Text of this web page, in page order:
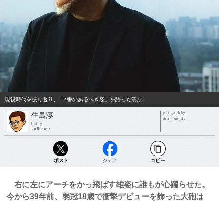
現役時代を振り返り、「4番のあるべき姿」を語った清原
生島淳
text by
Jun Ikushima
photograph by
Asami Enomoto
ポスト シェア コピー
右に左にアーチをかっ飛ばす雄姿に誰もが心躍らせた。
今から39年前、弱冠18歳で衝撃デビューを飾った大砲は